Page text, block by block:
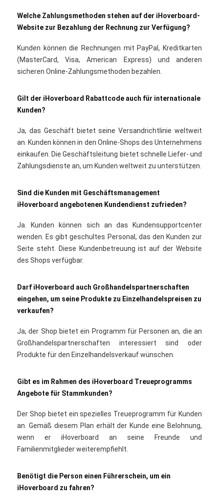
Welche Zahlungsmethoden stehen auf der iHoverboard-
Website zur Bezahlung der Rechnung zur Verfügung?
Kunden können die Rechnungen mit PayPal, Kreditkarten
(MasterCard, Visa, American Express) und anderen
sicheren Online-Zahlungsmethoden bezahlen.
Gilt der iHoverboard Rabattcode auch für internationale
Kunden?
Ja, das Geschäft bietet seine Versandrichtlinie weltweit
an. Kunden können in den Online-Shops des Unternehmens
einkaufen. Die Geschäftsleitung bietet schnelle Liefer- und
Zahlungsdienste an, um Kunden weltweit zu unterstützen.
Sind die Kunden mit Geschäftsmanagement
iHoverboard angebotenen Kundendienst zufrieden?
Ja. Kunden können sich an das Kundensupportcenter
wenden. Es gibt geschultes Personal, das den Kunden zur
Seite steht. Diese Kundenbetreuung ist auf der Website
des Shops verfügbar.
Darf iHoverboard auch Großhandelspartnerschaften
eingehen, um seine Produkte zu Einzelhandelspreisen zu
verkaufen?
Ja, der Shop bietet ein Programm für Personen an, die an
Großhandelspartnerschaften interessiert sind oder
Produkte für den Einzelhandelsverkauf wünschen.
Gibt es im Rahmen des iHoverboard Treueprogramms
Angebote für Stammkunden?
Der Shop bietet ein spezielles Treueprogramm für Kunden
an. Gemäß diesem Plan erhält der Kunde eine Belohnung,
wenn er iHoverboard an seine Freunde und
Familienmitglieder weiterempfiehlt.
Benötigt die Person einen Führerschein, um ein
iHoverboard zu fahren?